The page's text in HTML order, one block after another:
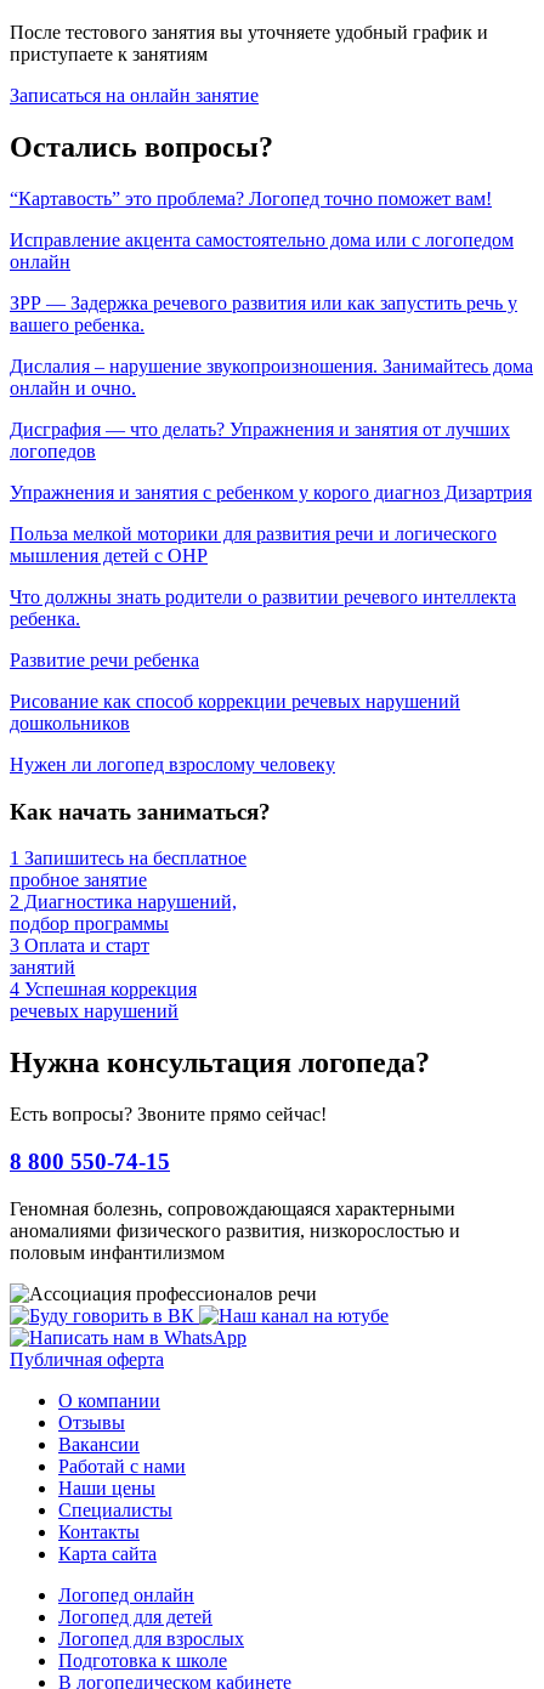
После тестового занятия вы уточняете удобный график и
приступаете к занятиям
Записаться на онлайн занятие
Остались вопросы?
“Картавость” это проблема? Логопед точно поможет вам!
Исправление акцента самостоятельно дома или с логопедом
онлайн
ЗРР — Задержка речевого развития или как запустить речь у
вашего ребенка.
Дислалия – нарушение звукопроизношения. Занимайтесь дома
онлайн и очно.
Дисграфия — что делать? Упражнения и занятия от лучших
логопедов
Упражнения и занятия с ребенком у корого диагноз Дизартрия
Польза мелкой моторики для развития речи и логического
мышления детей с ОНР
Что должны знать родители о развитии речевого интеллекта
ребенка.
Развитие речи ребенка
Рисование как способ коррекции речевых нарушений
дошкольников
Нужен ли логопед взрослому человеку
Как начать заниматься?
1 Запишитесь на бесплатное
пробное занятие
2 Диагностика нарушений,
подбор программы
3 Оплата и старт
занятий
4 Успешная коррекция
речевых нарушений
Нужна консультация логопеда?
Есть вопросы? Звоните прямо сейчас!
8 800 550-74-15
Геномная болезнь, сопровождающаяся характерными
аномалиями физического развития, низкорослостью и
половым инфантилизмом
Публичная оферта
О компании
Отзывы
Вакансии
Работай с нами
Наши цены
Специалисты
Контакты
Карта сайта
Логопед онлайн
Логопед для детей
Логопед для взрослых
Подготовка к школе
В логопедическом кабинете